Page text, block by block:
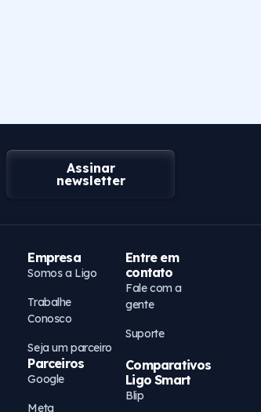
Assinar
newsletter
Empresa
Somos a Ligo
Trabalhe
Conosco
Seja um parceiro
Parceiros
Google
Meta
Entre em
contato
Fale com a
gente
Suporte
Comparativos
Ligo Smart
Blip